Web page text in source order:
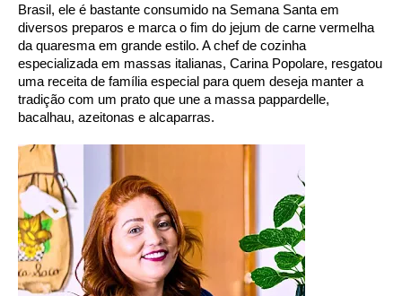
Brasil, ele é bastante consumido na Semana Santa em
diversos preparos e marca o fim do jejum de carne vermelha
da quaresma em grande estilo. A chef de cozinha
especializada em massas italianas, Carina Popolare, resgatou
uma receita de família especial para quem deseja manter a
tradição com um prato que une a massa pappardelle,
bacalhau, azeitonas e alcaparras.